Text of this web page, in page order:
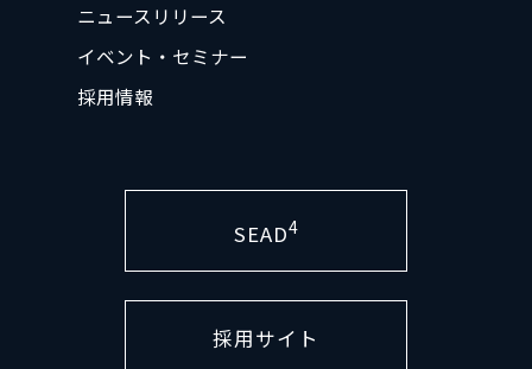
ニュースリリース
イベント・セミナー
採用情報
SEAD4
採用サイト